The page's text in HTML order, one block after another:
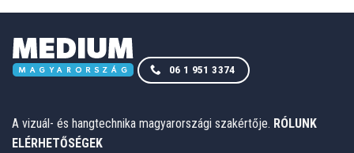
06 1 951 3374
A vizuál- és hangtechnika magyarországi szakértője. RÓLUNK
ELÉRHETŐSÉGEK